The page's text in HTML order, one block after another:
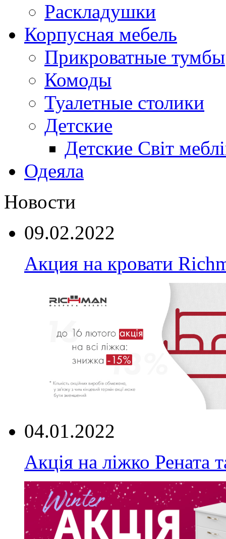
Раскладушки
Корпусная мебель
Прикроватные тумбы
Комоды
Туалетные столики
Детские
Детские Світ
Одеяла
Новости
09.02.2022
Акция на кровати
04.01.2022
Акція на ліжко